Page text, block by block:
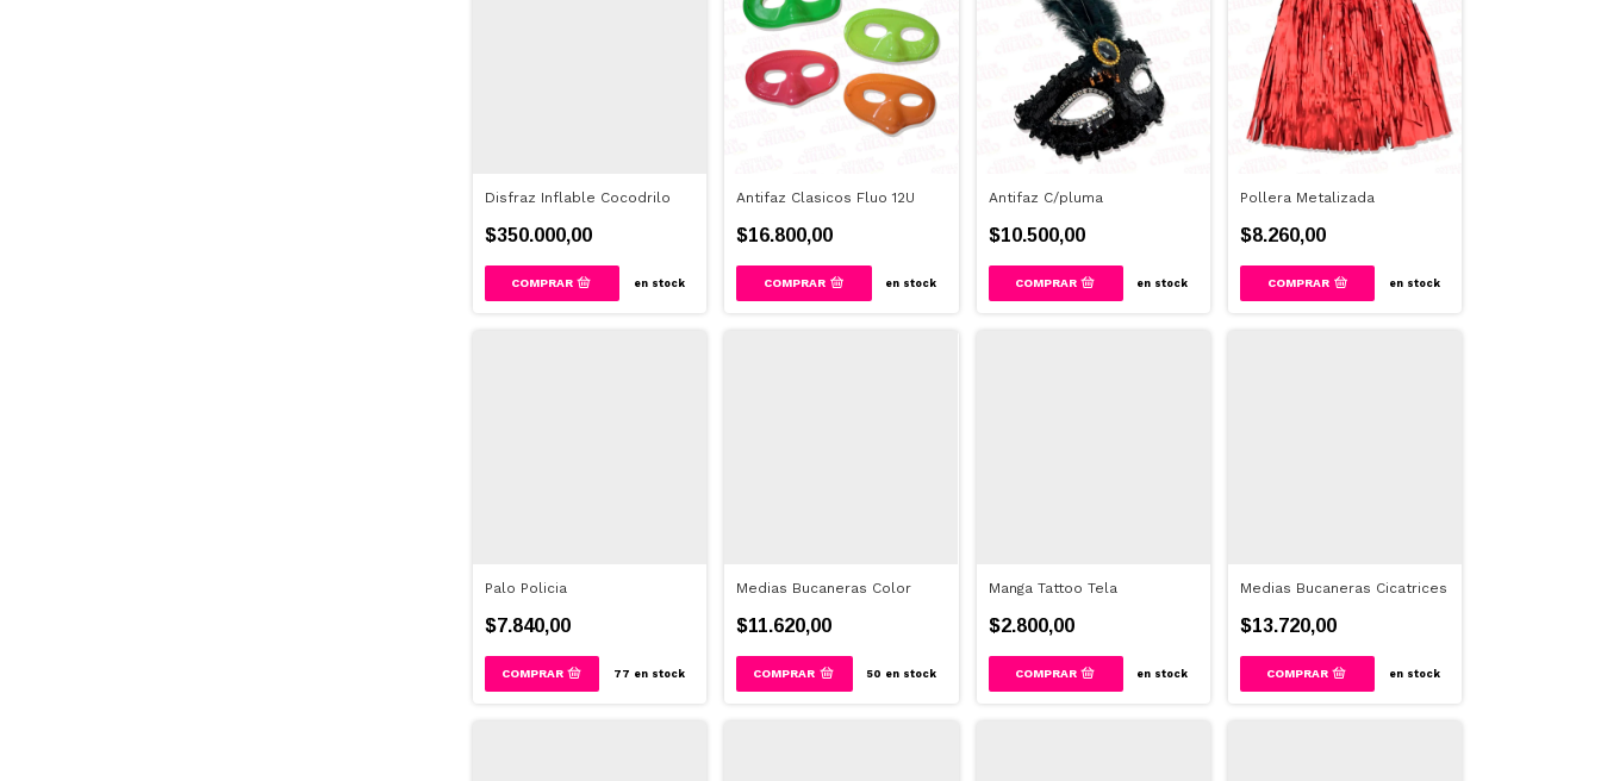
Disfraz Inflable Cocodrilo
$350.000,00
en stock
Antifaz Clasicos Fluo 12U
$16.800,00
COMPRAR en stock
Antifaz C/pluma
$10.500,00
en stock
Pollera Metalizada
$8.260,00
COMPRAR en stock
Palo Policia
$7.840,00
77 en stock
Medias Bucaneras Color
$11.620,00
50 en stock
Manga Tattoo Tela
$2.800,00
en stock
Medias Bucaneras Cicatrices
$13.720,00
en stock